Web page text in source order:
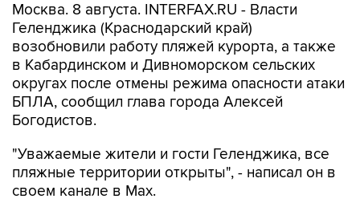
Москва. 8 августа. INTERFAX.RU - Власти
Геленджика (Краснодарский край)
возобновили работу пляжей курорта, а также
в Кабардинском и Дивноморском сельских
округах после отмены режима опасности атаки
БПЛА, сообщил глава города Алексей
Богодистов.
"Уважаемые жители и гости Геленджика, все
пляжные территории открыты", - написал он в
своем канале в Max.